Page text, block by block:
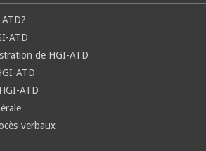
ATD
de HGI-ATD
ATD
ATD
verbaux